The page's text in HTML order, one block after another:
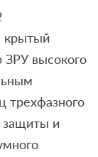
крытый
ЗРУ высокого
трехфазного
защиты и